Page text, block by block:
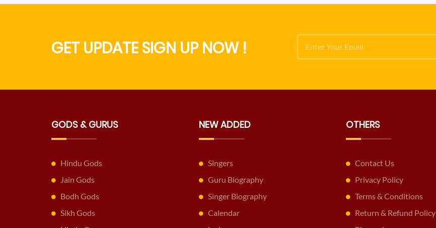
GET UPDATE SIGN UP NOW !
GODS & GURUS
Hindu Gods
Jain Gods
Bodh Gods
Sikh Gods
NEW ADDED
Singers
Guru Biography
Singer Biography
Calendar
OTHERS
Contact Us
Privacy Policy
Terms & Conditions
Return & Refund Policy